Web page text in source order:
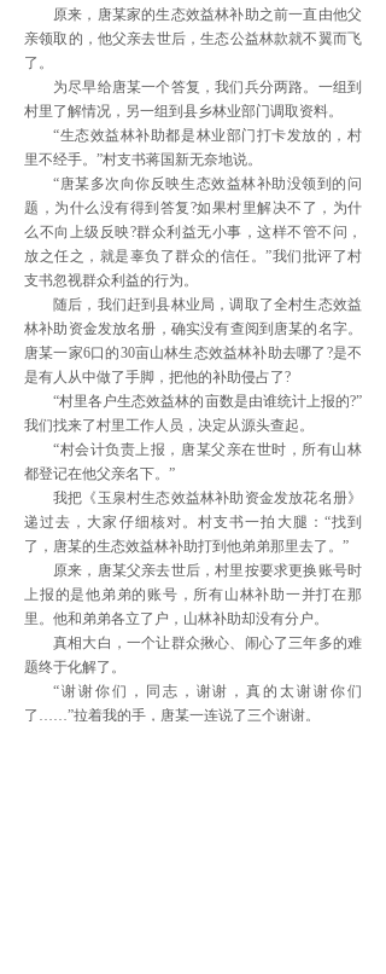
原来，唐某家的生态效益林补助之前一直由他父
亲领取的，他父亲去世后，生态公益林款就不翼而飞
了。
为尽早给唐某一个答复，我们兵分两路。一组到
村里了解情况，另一组到县乡林业部门调取资料。
“生态效益林补助都是林业部门打卡发放的，村
里不经手。”村支书蒋国新无奈地说。
“唐某多次向你反映生态效益林补助没领到的问
题，为什么没有得到答复?如果村里解决不了，为什
么不向上级反映?群众利益无小事，这样不管不问，
放之任之，就是辜负了群众的信任。”我们批评了村
支书忽视群众利益的行为。
随后，我们赶到县林业局，调取了全村生态效益
林补助资金发放名册，确实没有查阅到唐某的名字。
唐某一家6口的30亩山林生态效益林补助去哪了?是不
是有人从中做了手脚，把他的补助侵占了?
“村里各户生态效益林的亩数是由谁统计上报的?”
我们找来了村里工作人员，决定从源头查起。
“村会计负责上报，唐某父亲在世时，所有山林
都登记在他父亲名下。”
我把《玉泉村生态效益林补助资金发放花名册》
递过去，大家仔细核对。村支书一拍大腿：“找到
了，唐某的生态效益林补助打到他弟弟那里去了。”
原来，唐某父亲去世后，村里按要求更换账号时
上报的是他弟弟的账号，所有山林补助一并打在那
里。他和弟弟各立了户，山林补助却没有分户。
真相大白，一个让群众揪心、闹心了三年多的难
题终于化解了。
“谢谢你们，同志，谢谢，真的太谢谢你们
了……”拉着我的手，唐某一连说了三个谢谢。